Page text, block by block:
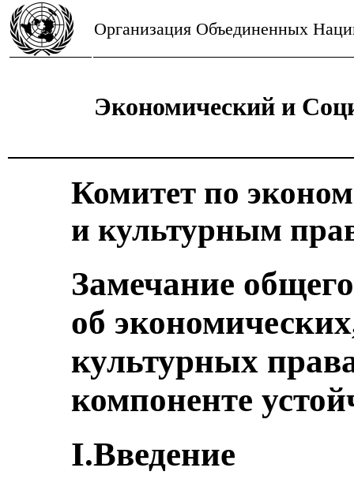
Организация Объединенных
Экономический и
Комитет по
и культурным
Замечание
об
культурных
компоненте
I.Введение